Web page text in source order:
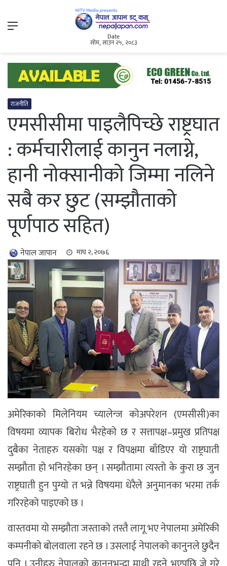
Menu
Date
सोम, साउन २५, २०८३
राजनीति
एमसीसीमा पाइलैपिच्छे राष्ट्रघात
: कर्मचारीलाई कानुन नलाग्ने,
हानी नोक्सानीको जिम्मा नलिने
सबै कर छुट (सम्झौताको
पूर्णपाठ सहित)
नेपाल जापान माघ २, २०७६
अमेरिकाको मिलेनियम च्यालेन्ज कोअपरेशन (एमसीसी)का
विषयमा व्यापक बिरोध भैरहेको छ र सत्तापक्ष–प्रमुख प्रतिपक्ष
दुबैका नेताहरु यसकोा पक्ष र विपक्षमा बाँडिएर यो राष्ट्रघाती
सम्झौता हो भनिरहेका छन् । सम्झौतामा त्यस्तो के कुरा छ जुन
राष्ट्रघाती हुन पुग्यो त भन्ने विषयमा धेरैले अनुमानका भरमा तर्क
गरिरहेको पाइएको छ ।
वास्तवमा यो सम्झौता जस्ताको तस्तै लागू भए नेपालमा अमेरिकी
कम्पनीको बोलवाला रहने छ । उसलाई नेपालको कानुनले छुदैन